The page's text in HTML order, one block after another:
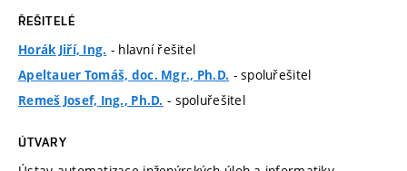
ŘEŠITELÉ
Horák Jiří, Ing. - hlavní řešitel
Apeltauer Tomáš, doc. Mgr., Ph.D. - spoluřešitel
Remeš Josef, Ing., Ph.D. - spoluřešitel
ÚTVARY